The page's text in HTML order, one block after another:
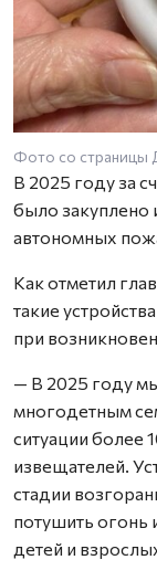
Фото со страницы
В 2025 году за
было закуплено
автономных
Как отметил
такие
при
— В 2025 году
многодетным
ситуации более
извещателей.
стадии
потушить огонь
детей и